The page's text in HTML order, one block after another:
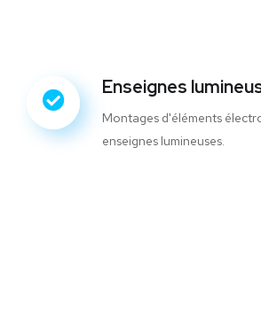
Enseignes
Montages d'éléments
enseignes lumineuses.